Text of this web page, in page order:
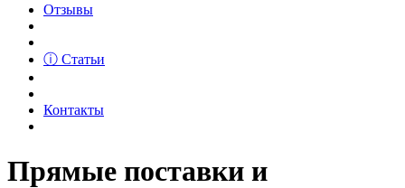
Отзывы
ⓘ Статьи
Контакты
Прямые поставки и